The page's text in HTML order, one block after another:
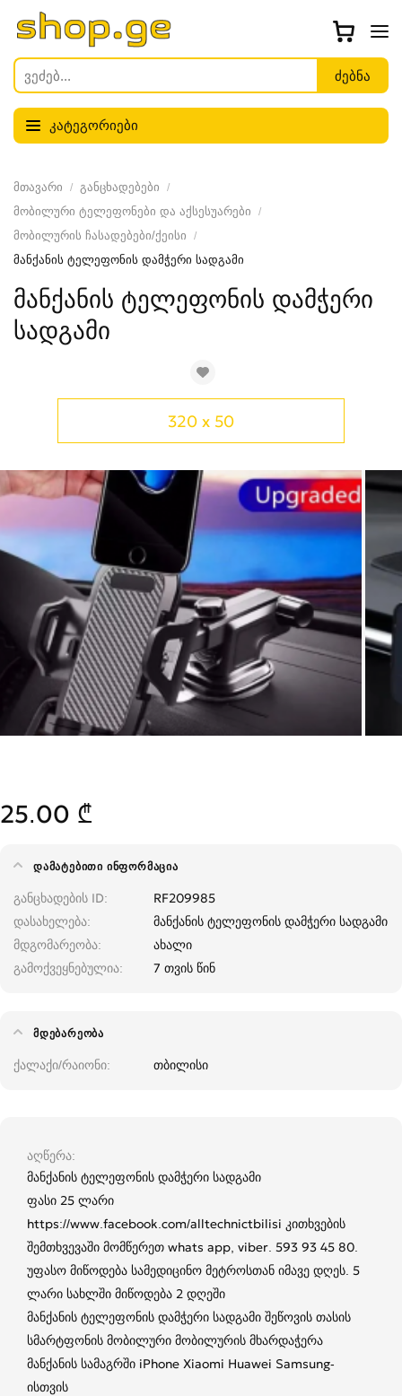
კატეგორიები
მთავარი
განცხადებები
მობილური ტელეფონები და აქსესუარები
მობილურის ჩასადებები/ქეისი
მანქანის ტელეფონის დამჭერი სადგამი
მანქანის ტელეფონის დამჭერი
სადგამი
320 x 50
25.00 ₾
ᲓᲐᲛᲐᲢᲔᲑᲘᲗᲘ ᲘᲜᲤᲝᲠᲛᲐᲪᲘᲐ
განცხადების ID
RF209985
დასახელება
მანქანის ტელეფონის დამჭერი სადგამი
მდგომარეობა
ახალი
გამოქვეყნებულია
7 თვის წინ
ᲛᲓᲔᲑᲐᲠᲔᲝᲑᲐ
ქალაქი/რაიონი თბილისი
აღწერა
მანქანის ტელეფონის დამჭერი სადგამი
ფასი 25 ლარი
https://www.facebook.com/alltechnictbilisi კითხვების
შემთხვევაში მომწერეთ whats app, viber. 593 93 45 80.
უფასო მიწოდება სამედიცინო მეტროსთან იმავე დღეს. 5
ლარი სახლში მიწოდება 2 დღეში
მანქანის ტელეფონის დამჭერი სადგამი შეწოვის თასის
სმარტფონის მობილური მობილურის მხარდაჭერა
მანქანის სამაგრში iPhone Xiaomi Huawei Samsung-
ისთვის